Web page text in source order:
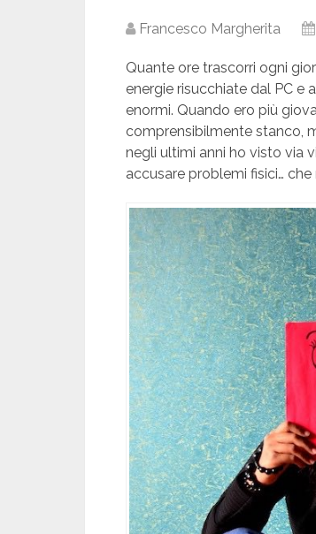
Francesco Margherita
Quante ore trascorri ogni
energie risucchiate dal PC
enormi. Quando ero più
comprensibilmente stanco,
negli ultimi anni ho visto via
accusare problemi fisici…